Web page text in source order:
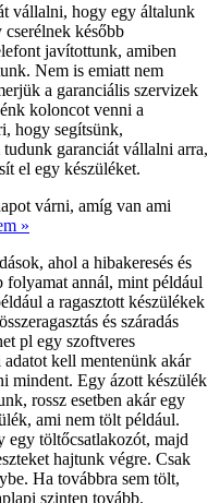
vállalni, hogy egy általunk
később
javítottunk, amiben
Nem is emiatt nem
a garanciális szervizek
koloncot venni a
hogy segítsünk,
tudunk garanciát vállalni arra,
el egy készüléket.
várni, amíg van ami
»
ahol a hibakeresés és
folyamat annál, mint például
a ragasztott készülékek
és száradás
pl egy szoftveres
kell mentenünk akár
mindent. Egy ázott készülék
rossz esetben akár egy
ami nem tölt például.
egy töltőcsatlakozót, majd
hajtunk végre. Csak
Ha továbbra sem tölt,
szinten tovább.